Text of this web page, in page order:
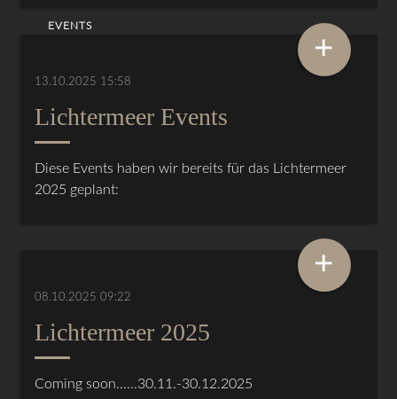
EVENTS
13.10.2025 15:58
Lichtermeer Events
Diese Events haben wir bereits für das Lichtermeer
2025 geplant:
+
08.10.2025 09:22
Lichtermeer 2025
Coming soon......30.11.-30.12.2025
+